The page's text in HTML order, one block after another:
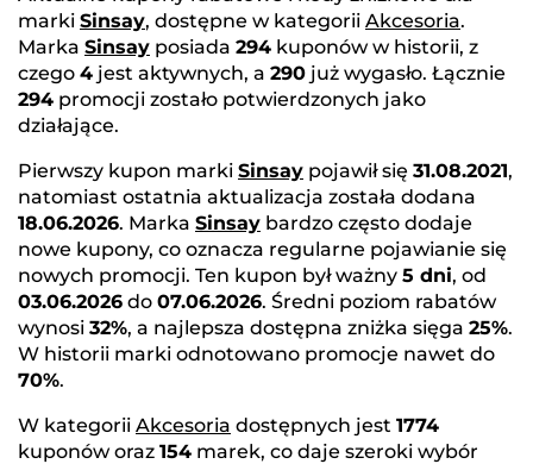
marki Sinsay, dostępne w kategorii Akcesoria.
Marka Sinsay posiada 294 kuponów w historii, z
czego 4 jest aktywnych, a 290 już wygasło. Łącznie
294 promocji zostało potwierdzonych jako
działające.
Pierwszy kupon marki Sinsay pojawił się 31.08.2021,
natomiast ostatnia aktualizacja została dodana
18.06.2026. Marka Sinsay bardzo często dodaje
nowe kupony, co oznacza regularne pojawianie się
nowych promocji. Ten kupon był ważny 5 dni, od
03.06.2026 do 07.06.2026. Średni poziom rabatów
wynosi 32%, a najlepsza dostępna zniżka sięga 25%.
W historii marki odnotowano promocje nawet do
70%.
W kategorii Akcesoria dostępnych jest 1774
kuponów oraz 154 marek, co daje szeroki wybór